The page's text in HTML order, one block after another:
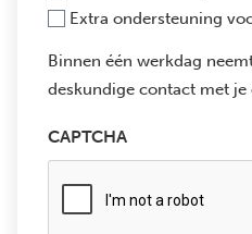
Extra ondersteuning
Binnen één werkdag
deskundige contact met je
CAPTCHA